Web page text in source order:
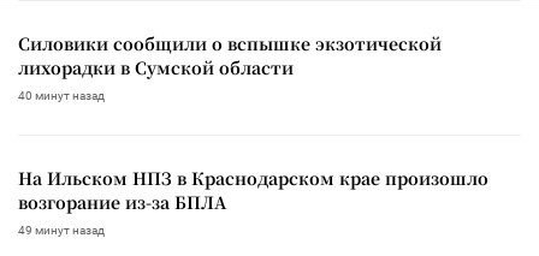
Силовики сообщили о вспышке экзотической
лихорадки в Сумской области
40 минут назад
На Ильском НПЗ в Краснодарском крае произошло
возгорание из-за БПЛА
49 минут назад